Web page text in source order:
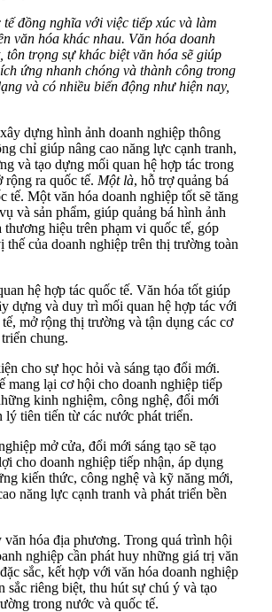
đồng nghĩa với việc tiếp xúc và làm
văn hóa khác nhau. Văn hóa doanh
tôn trọng sự khác biệt văn hóa sẽ giúp
ứng nhanh chóng và thành công trong
và có nhiều biến động như hiện nay,
dựng hình ảnh doanh nghiệp thông
chỉ giúp nâng cao năng lực cạnh tranh,
và tạo dựng mối quan hệ hợp tác trong
rộng ra quốc tế. Một là, hỗ trợ quảng bá
tế. Một văn hóa doanh nghiệp tốt sẽ tăng
và sản phẩm, giúp quảng bá hình ảnh
thương hiệu trên phạm vi quốc tế, góp
thế của doanh nghiệp trên thị trường toàn
hệ hợp tác quốc tế. Văn hóa tốt giúp
dựng và duy trì mối quan hệ hợp tác với
mở rộng thị trường và tận dụng các cơ
chung.
cho sự học hỏi và sáng tạo đổi mới.
mang lại cơ hội cho doanh nghiệp tiếp
kinh nghiệm, công nghệ, đổi mới
lý tiên tiến từ các nước phát triển.
mở cửa, đổi mới sáng tạo sẽ tạo
cho doanh nghiệp tiếp nhận, áp dụng
kiến thức, công nghệ và kỹ năng mới,
năng lực cạnh tranh và phát triển bền
văn hóa địa phương. Trong quá trình hội
nghiệp cần phát huy những giá trị văn
sắc, kết hợp với văn hóa doanh nghiệp
sắc riêng biệt, thu hút sự chú ý và tạo
trong nước và quốc tế.